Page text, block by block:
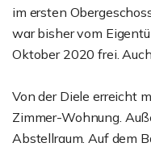
im ersten
war bisher vom
Oktober 2020 frei.
Von der Diele erreicht
Zimmer-Wohnung.
Abstellraum. Auf dem